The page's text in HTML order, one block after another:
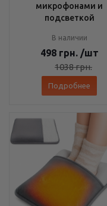
микрофонами и
подсветкой
В наличии
498 грн. /шт
1038грн.
Подробнее